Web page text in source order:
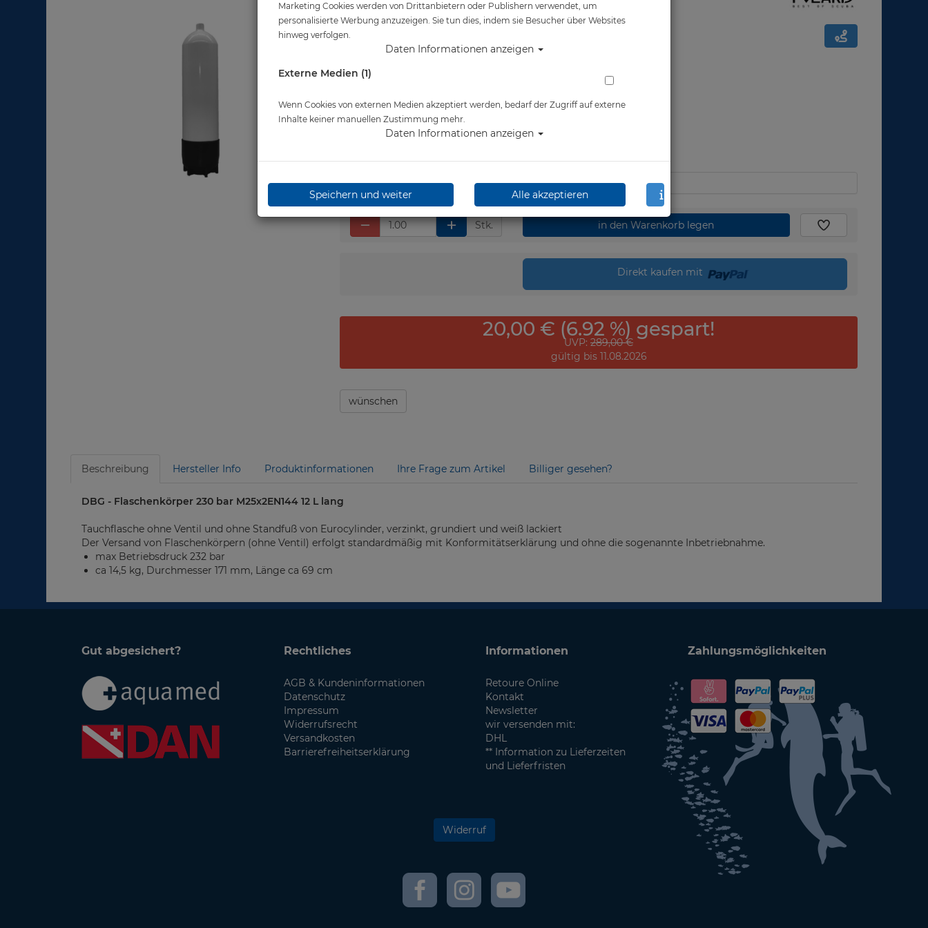
Artikelnr.: pol-19120
Herstellerpreis: 289,00 €
269,00 €*
Stk. in den Warenkorb legen
Direkt kaufen mit
20,00 € (6.92 %) gespart!
UVP: 289,00 €
gültig bis 11.08.2026
wünschen
Beschreibung Hersteller Info Produktinformationen Ihre Frage zum Artikel Billiger gesehen?
DBG - Flaschenkörper 230 bar M25x2EN144 12 L lang
Tauchflasche ohne Ventil und ohne Standfuß von Eurocylinder, verzinkt, grundiert und weiß lackiert
Der Versand von Flaschenkörpern (ohne Ventil) erfolgt standardmäßig mit Konformitätserklärung und ohne die sogenannte Inbetriebnahme.
max Betriebsdruck 232 bar
ca 14,5 kg, Durchmesser 171 mm, Länge ca 69 cm
Gut abgesichert? Rechtliches
AGB & Kundeninformationen
Datenschutz
Impressum
Widerrufsrecht
Versandkosten
Barrierefreiheitserklärung
Informationen
Retoure Online
Kontakt
Newsletter
wir versenden mit:
DHL
** Information zu Lieferzeiten
und Lieferfristen
Zahlungsmöglichkeiten
Widerruf
Marketing Cookies werden von Drittanbietern oder Publishern verwendet, um
personalisierte Werbung anzuzeigen. Sie tun dies, indem sie Besucher über Websites
hinweg verfolgen.
Daten Informationen anzeigen
Externe Medien (1)
Wenn Cookies von externen Medien akzeptiert werden, bedarf der Zugriff auf externe
Inhalte keiner manuellen Zustimmung mehr.
Daten Informationen anzeigen
Speichern und weiter Alle akzeptieren